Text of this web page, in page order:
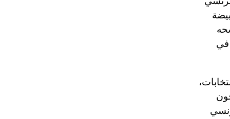
فترة ترشحه
في